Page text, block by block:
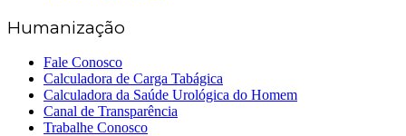
Humanização
Fale Conosco
Calculadora de Carga Tabágica
Calculadora da Saúde Urológica do Homem
Canal de Transparência
Trabalhe Conosco